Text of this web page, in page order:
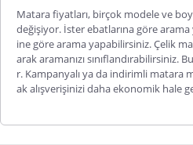
Matara fiyatları, birçok modele ve
değişiyor. İster ebatlarına göre
ine göre arama yapabilirsiniz.Çelik
arak aramanızı sınıflandırabilirsiniz.
r. Kampanyalı ya da indirimli matara
ak alışverişinizi daha ekonomik hale